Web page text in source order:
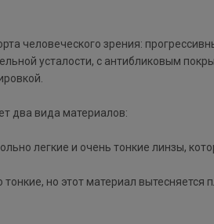
человеческого зрения:
усталости, с антибликовым
два вида материалов:
легкие и очень тонкие линзы,
но этот материал вытесняется